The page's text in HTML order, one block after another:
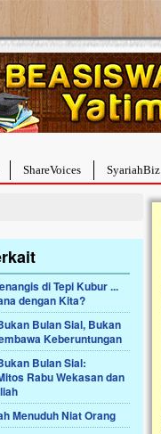
ShareVoices SyariahBiz
di Tepi Kubur ...
dengan Kita?
Bulan Sial, Bukan
Keberuntungan
Bulan Sial:
Rabu Wekasan dan
Menuduh Niat Orang